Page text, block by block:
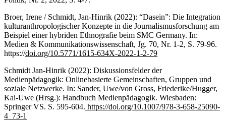
Broer, Irene / Schmidt, Jan-Hinrik (2022): “Dasein”: Die Integration
kulturanthropologischer Konzepte in die Journalismusforschung am
Beispiel einer hybriden Ethnografie beim SMC Germany. In:
Medien & Kommunikationswissenschaft, Jg. 70, Nr. 1-2, S. 79-96.
https://doi.org/10.5771/1615-634X-2022-1-2-79
Schmidt Jan-Hinrik (2022): Diskussionsfelder der
Medienpädagogik: Onlinebasierte Gemeinschaften, Gruppen und
soziale Netzwerke. In: Sander, Uwe/von Gross, Friederike/Hugger,
Kai-Uwe (Hrsg.): Handbuch Medienpädagogik. Wiesbaden:
Springer VS. S. 595-604. https://doi.org/10.1007/978-3-658-25090-
4_73-1